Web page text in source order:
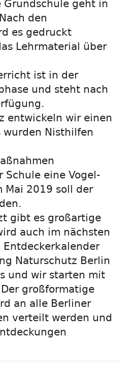
Grundschule geht in
den
es gedruckt
Lehrmaterial über
ist in der
und steht nach
entwickeln wir einen
wurden Nisthilfen
eine Vogel-
Mai 2019 soll der
gibt es großartige
auch im nächsten
Entdeckerkalender
Naturschutz Berlin
und wir starten mit
großformatige
an alle Berliner
verteilt werden und